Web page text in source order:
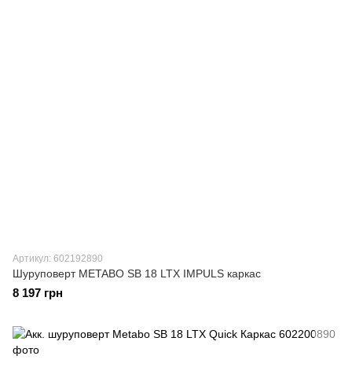
Артикул: 602192890
Шуруповерт METABO SB 18 LTX IMPULS каркас
8 197 грн